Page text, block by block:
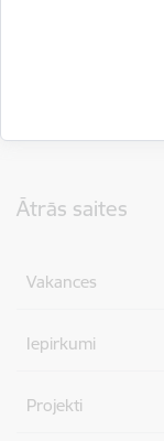
Ātrās saites
Vakances
Iepirkumi
Projekti